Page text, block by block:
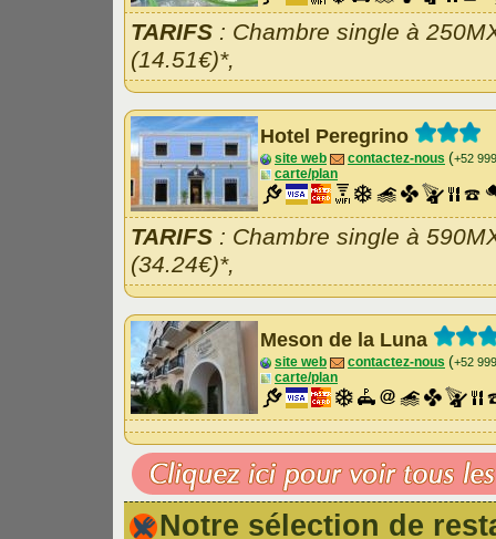
TARIFS : Chambre single à
(14.51€)*,
Hotel Peregrino
site web contactez-nous (+52
carte/plan
TARIFS : Chambre single à
(34.24€)*,
Meson de la Luna
site web contactez-nous (+52
carte/plan
Notre sélection de